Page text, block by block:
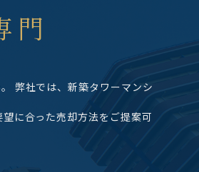
門
弊社では、新築タワーマンシ
望に合った売却方法をご提案可